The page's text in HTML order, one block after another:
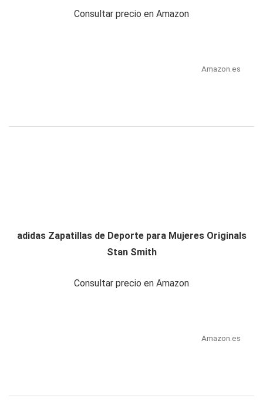
Consultar precio en Amazon
Amazon.es
adidas Zapatillas de Deporte para Mujeres Originals
Stan Smith
Consultar precio en Amazon
Amazon.es